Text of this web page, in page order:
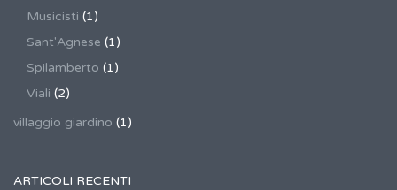
Musicisti (1)
Sant'Agnese (1)
Spilamberto (1)
Viali (2)
villaggio giardino (1)
ARTICOLI RECENTI